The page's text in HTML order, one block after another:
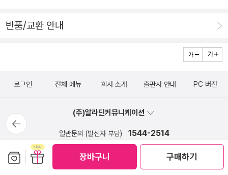
장바구니 구매하기
추근대는 군악대장에게도 아무 반발을 하지 못한다. 전염병
의 영향으로 모든 바깥활동이 제약을 받을 때, 이연은 대학
동기인 성민의 초대로 오대표의 홈 파티에 가게 된다. 모 대
정확한, 상류사회에 속한 그들은 처음에는 이연에게 관심을
가진다. 그러다 결국 돈에 대한 얘기에 집중한다. 언제나 그
렇듯 세상 돌아가는 원리를 그들 안의 생각으로만 정리한다.
그들에게 보이체크는 고유명사에 불과한, 아는 체하기 알맞
은, 한때의 추억일 뿐이다. 보이체크와 같은 부류의 타인의
희곡과도 친해지면 고전으로 불릴 만한 극 작품을 접할 수
지도 여러 차례 공연된 고전 희곡이다. 뷔히너는 독일 문학
학의 중심지인 독일에서 태어났다. 낭만주의는 계몽주의 사
다. 그래서 낭만주의 문학은 감정과 상상력을 중시한다. 낭
만주의자들이 ‘현실 너머’ 세계로 시선을 향하고 있을 때 뷔
히너는 ‘현실 그 자체’만 바라보고 있었다. 뷔히너는 유복한
유산계급인 의사의 아들로 태어나 대학에서 의학을 공부했
서 간 독일의 천재 작가 게오르크 뷔히너의 모든 문학 작품
들을 수록했다. 뷔히너는 시대를 앞서간 파격적인 형식과 독
창적인 언어로 독일 현대극의 선구로 평가받는 뛰어난 수작
들을 남긴 작가다. 그러나 스물세 살의 나이에 병환으로 갑
책을 번역한 전문 번역가 박종대는 대부분 희곡들로 구성된
뷔히너의 작품들을 공연에도 적합한 생생하게 읽히는 우리
말로 세심하게 옮겼다.' 지만지 전집은 절판되었고 개별 작품
은 따로 나왔다(확인해보니 최초 전집은 1997년에 나온 한
마당판 전집이다). 뷔히너의 주요 작품은 <보이체크><레옹
반품/교환 안내
뒤로가
기
로그인 전체 메뉴 회사 소개 출판사 안내 PC 버전
(주)알라딘커뮤니케이션
일반문의 (발신자 부담) 1544-2514
FAQ